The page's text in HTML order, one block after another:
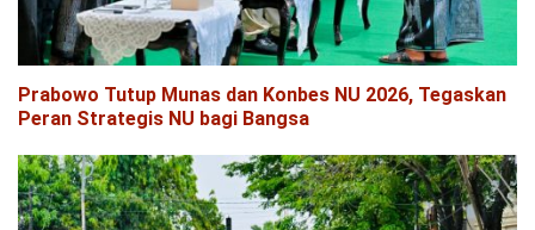
Prabowo Tutup Munas dan Konbes NU 2026, Tegaskan
Peran Strategis NU bagi Bangsa